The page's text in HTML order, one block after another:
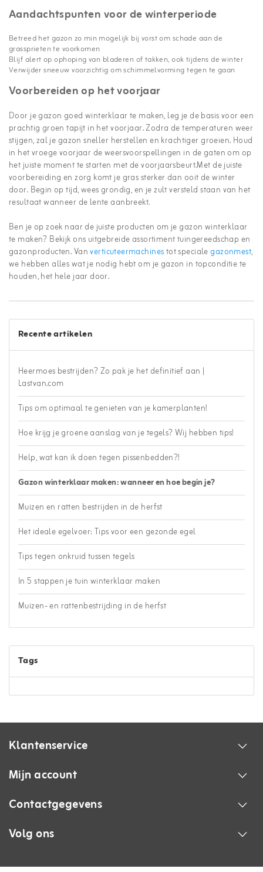
Aandachtspunten voor de winterperiode
Betreed het gazon zo min mogelijk bij vorst om schade aan de
grassprieten te voorkomen
Blijf alert op ophoping van bladeren of takken, ook tijdens de winter
Verwijder sneeuw voorzichtig om schimmelvorming tegen te gaan
Voorbereiden op het voorjaar
Door je gazon goed winterklaar te maken, leg je de basis voor een
prachtig groen tapijt in het voorjaar. Zodra de temperaturen weer
stijgen, zal je gazon sneller herstellen en krachtiger groeien. Houd
in het vroege voorjaar de weersvoorspellingen in de gaten om op
het juiste moment te starten met de voorjaarsbeurt.Met de juiste
voorbereiding en zorg komt je gras sterker dan ooit de winter
door. Begin op tijd, wees grondig, en je zult versteld staan van het
resultaat wanneer de lente aanbreekt.
Ben je op zoek naar de juiste producten om je gazon winterklaar
te maken? Bekijk ons uitgebreide assortiment tuingereedschap en
gazonproducten. Vanverticuteermachinestot specialegazonmest,
we hebben alles wat je nodig hebt om je gazon in topconditie te
houden, het hele jaar door.
Recente artikelen
Heermoes bestrijden? Zo pak je het definitief aan |
Lastvan.com
Tips om optimaal te genieten van je kamerplanten!
Hoe krijg je groene aanslag van je tegels? Wij hebben tips!
Help, wat kan ik doen tegen pissenbedden?!
Gazon winterklaar maken: wanneer en hoe begin je?
Muizen en ratten bestrijden in de herfst
Het ideale egelvoer: Tips voor een gezonde egel
Tips tegen onkruid tussen tegels
In 5 stappen je tuin winterklaar maken
Muizen- en rattenbestrijding in de herfst
Tags
Klantenservice
Mijn account
Contactgegevens
Volg ons